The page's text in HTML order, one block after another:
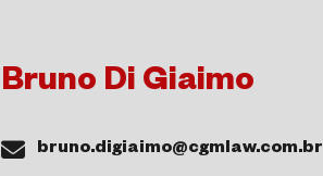
Bruno Di Giaimo
bruno.digiaimo@cgmlaw.com.br